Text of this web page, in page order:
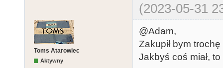
(2023-05-31
Toms Atarowiec
Aktywny
@Adam,
Zakupił bym
Jakbyś coś miał,